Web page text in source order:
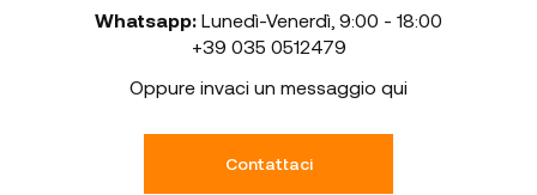
Whatsapp: Lunedì-Venerdì 9:00 - 18:00
+39 035 0512479
Oppure invaci un messaggio qui
Contattaci